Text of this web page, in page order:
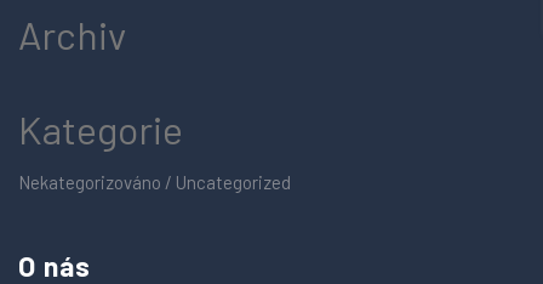
Archiv
Kategorie
Nekategorizováno / Uncategorized
O nás